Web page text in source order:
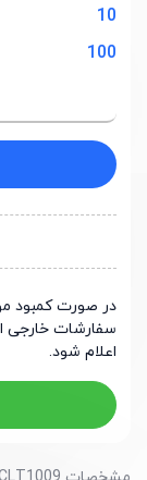
10
100
در صورت کمبود
سفارشات خارجی
اعلام شود.